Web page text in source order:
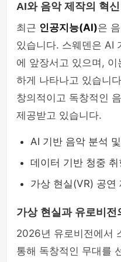
AI와 음악 제작의 혁신
최근 인공지능(AI)은
있습니다. 스웨덴은 AI
에 앞장서고 있으며,
하게 나타나고 있습니
창의적이고 독창적인
제공받고 있습니다.
AI 기반 음악 분석
데이터 기반 청중 취
가상 현실(VR) 공연
가상 현실과 유로비전
2026년 유로비전에서
통해 독창적인 무대를